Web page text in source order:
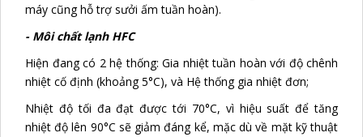
máy cũng hỗ trợ sưởi ấm tuần hoàn).
- Môi chất lạnh HFC
Hiện đang có 2 hệ thống: Gia nhiệt tuần hoàn với độ chênh
nhiệt cố định (khoảng 5°C), và Hệ thống gia nhiệt đơn;
Nhiệt độ tối đa đạt được tới 70°C, vì hiệu suất để tăng
nhiệt độ lên 90°C sẽ giảm đáng kể, mặc dù về mặt kỹ thuật